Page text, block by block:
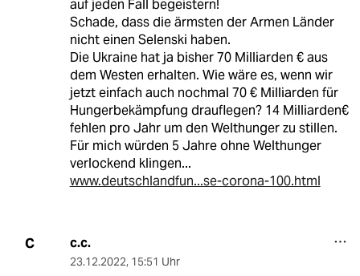
auf jeden Fall begeistern!
Schade, dass die ärmsten der Armen Länder
nicht einen Selenski haben.
Die Ukraine hat ja bisher 70 Milliarden € aus
dem Westen erhalten. Wie wäre es, wenn wir
jetzt einfach auch nochmal 70 € Milliarden für
Hungerbekämpfung drauflegen? 14 Milliarden€
fehlen pro Jahr um den Welthunger zu stillen.
Für mich würden 5 Jahre ohne Welthunger
verlockend klingen...
www.deutschlandfun...se-corona-100.html
C c.c.
23.12.2022, 15:51 Uhr